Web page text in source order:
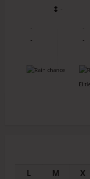
-
-
-
-
-
-
-
El
L M X